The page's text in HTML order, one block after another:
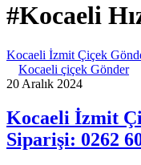
#Kocaeli
Kocaeli İzmit Çiçek
Kocaeli çiçek Gönder
20 Aralık 2024
Kocaeli İzmit
Siparişi: 0262